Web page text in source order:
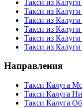
Такси из
Такси из
Такси из
Такси из
Такси из
Такси из
Направления
Такси Калуга
Такси Калуга
Такси Калуга